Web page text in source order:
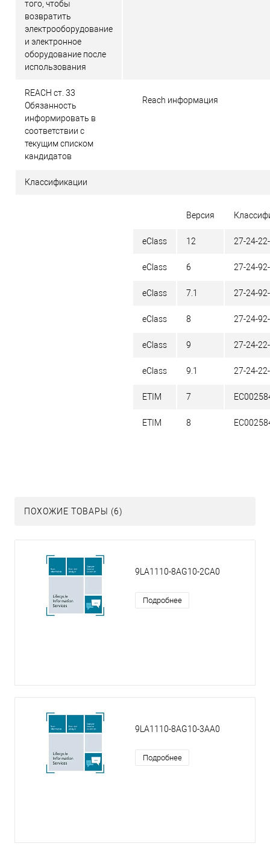
того, чтобы
возвратить
электрооборудование
и электронное
оборудование после
использования
REACH ст. 33
Обязанность
информировать в
соответствии с
текущим списком
кандидатов
Reach информация
Классификации
Версия
eClass 12 27-24-
eClass 6 27-24-
eClass 7.1 27-24-
eClass 8 27-24-
eClass 9 27-24-
eClass 9.1 27-24-
ETIM 7
ETIM 8
ПОХОЖИЕ ТОВАРЫ (6)
9LA1110-8AG10-2CA0
Подробнее
9LA1110-8AG10-3AA0
Подробнее